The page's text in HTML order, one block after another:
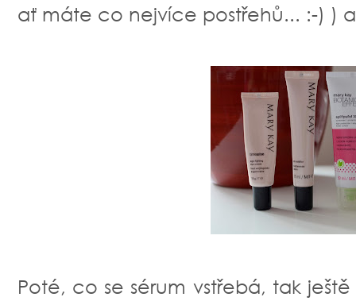
ať máte co nejvíce postřehů... :-) )
Poté, co se sérum vstřebá, tak